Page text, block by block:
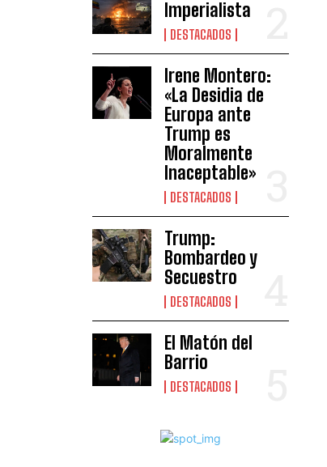
Imperialista
DESTACADOS
Irene Montero:
«La Desidia de
Europa ante
Trump es
Moralmente
Inaceptable»
DESTACADOS
Trump:
Bombardeo y
Secuestro
DESTACADOS
El Matón del
Barrio
DESTACADOS